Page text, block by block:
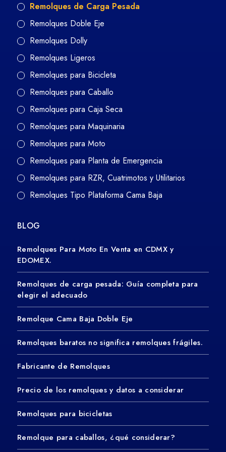
Remolques de Carga Pesada
Remolques Doble Eje
Remolques Dolly
Remolques Ligeros
Remolques para Bicicleta
Remolques para Caballo
Remolques para Caja Seca
Remolques para Maquinaria
Remolques para Moto
Remolques para Planta de Emergencia
Remolques para RZR, Cuatrimotos y Utilitarios
Remolques Tipo Plataforma Cama Baja
BLOG
Remolques Para Moto En Venta en CDMX y
EDOMEX.
Remolques de carga pesada: Guía completa para
elegir el adecuado
Remolque Cama Baja Doble Eje
Remolques baratos no significa remolques frágiles.
Fabricante de Remolques
Precio de los remolques y datos a considerar
Remolques para bicicletas
Remolque para caballos, ¿qué considerar?